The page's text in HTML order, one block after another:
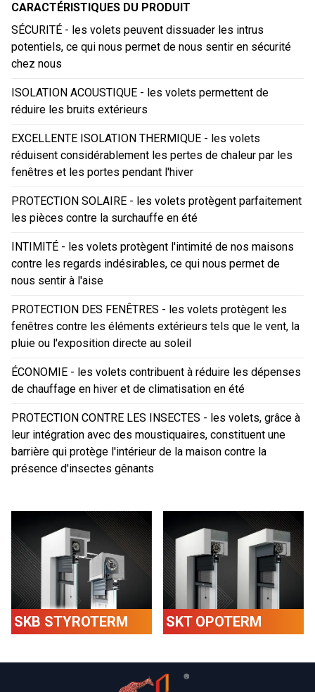
CARACTÉRISTIQUES DU PRODUIT
SÉCURITÉ - les volets peuvent dissuader les intrus
potentiels, ce qui nous permet de nous sentir en sécurité
chez nous
ISOLATION ACOUSTIQUE - les volets permettent de
réduire les bruits extérieurs
EXCELLENTE ISOLATION THERMIQUE - les volets
réduisent considérablement les pertes de chaleur par les
fenêtres et les portes pendant l'hiver
PROTECTION SOLAIRE - les volets protègent parfaitement
les pièces contre la surchauffe en été
INTIMITÉ - les volets protègent l'intimité de nos maisons
contre les regards indésirables, ce qui nous permet de
nous sentir à l'aise
PROTECTION DES FENÊTRES - les volets protègent les
fenêtres contre les éléments extérieurs tels que le vent, la
pluie ou l'exposition directe au soleil
ÉCONOMIE - les volets contribuent à réduire les dépenses
de chauffage en hiver et de climatisation en été
PROTECTION CONTRE LES INSECTES - les volets, grâce à
leur intégration avec des moustiquaires, constituent une
barrière qui protège l'intérieur de la maison contre la
présence d'insectes gênants
SKB STYROTERM SKT OPOTERM